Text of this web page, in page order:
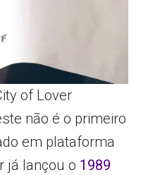
of Lover
não é o primeiro
em plataforma
já lançou o 1989